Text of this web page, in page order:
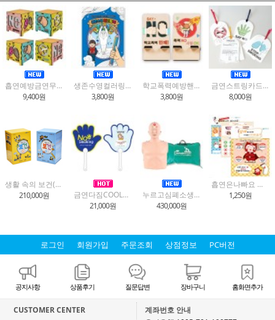
흡연예방금연무드등만들기
9,400원
생존수영컬러링북
3,800원
학교폭력예방핸드폰거치대만들기(2종택1)
3,800원
금연스트링카드(금연서약서)4인용
8,000원
생활 속의 보건(5,6학년)
210,000원
금연다짐COOL부채(30개입)
21,000원
누르고심폐소생마네킹
430,000원
흡연은나빠요 스티커놀이
1,250원
로그인 회원가입 주문조회 상점정보 PC버전
공지사항 상품후기 질문답변 장바구니 홈화면추가
CUSTOMER CENTER
계좌번호 안내